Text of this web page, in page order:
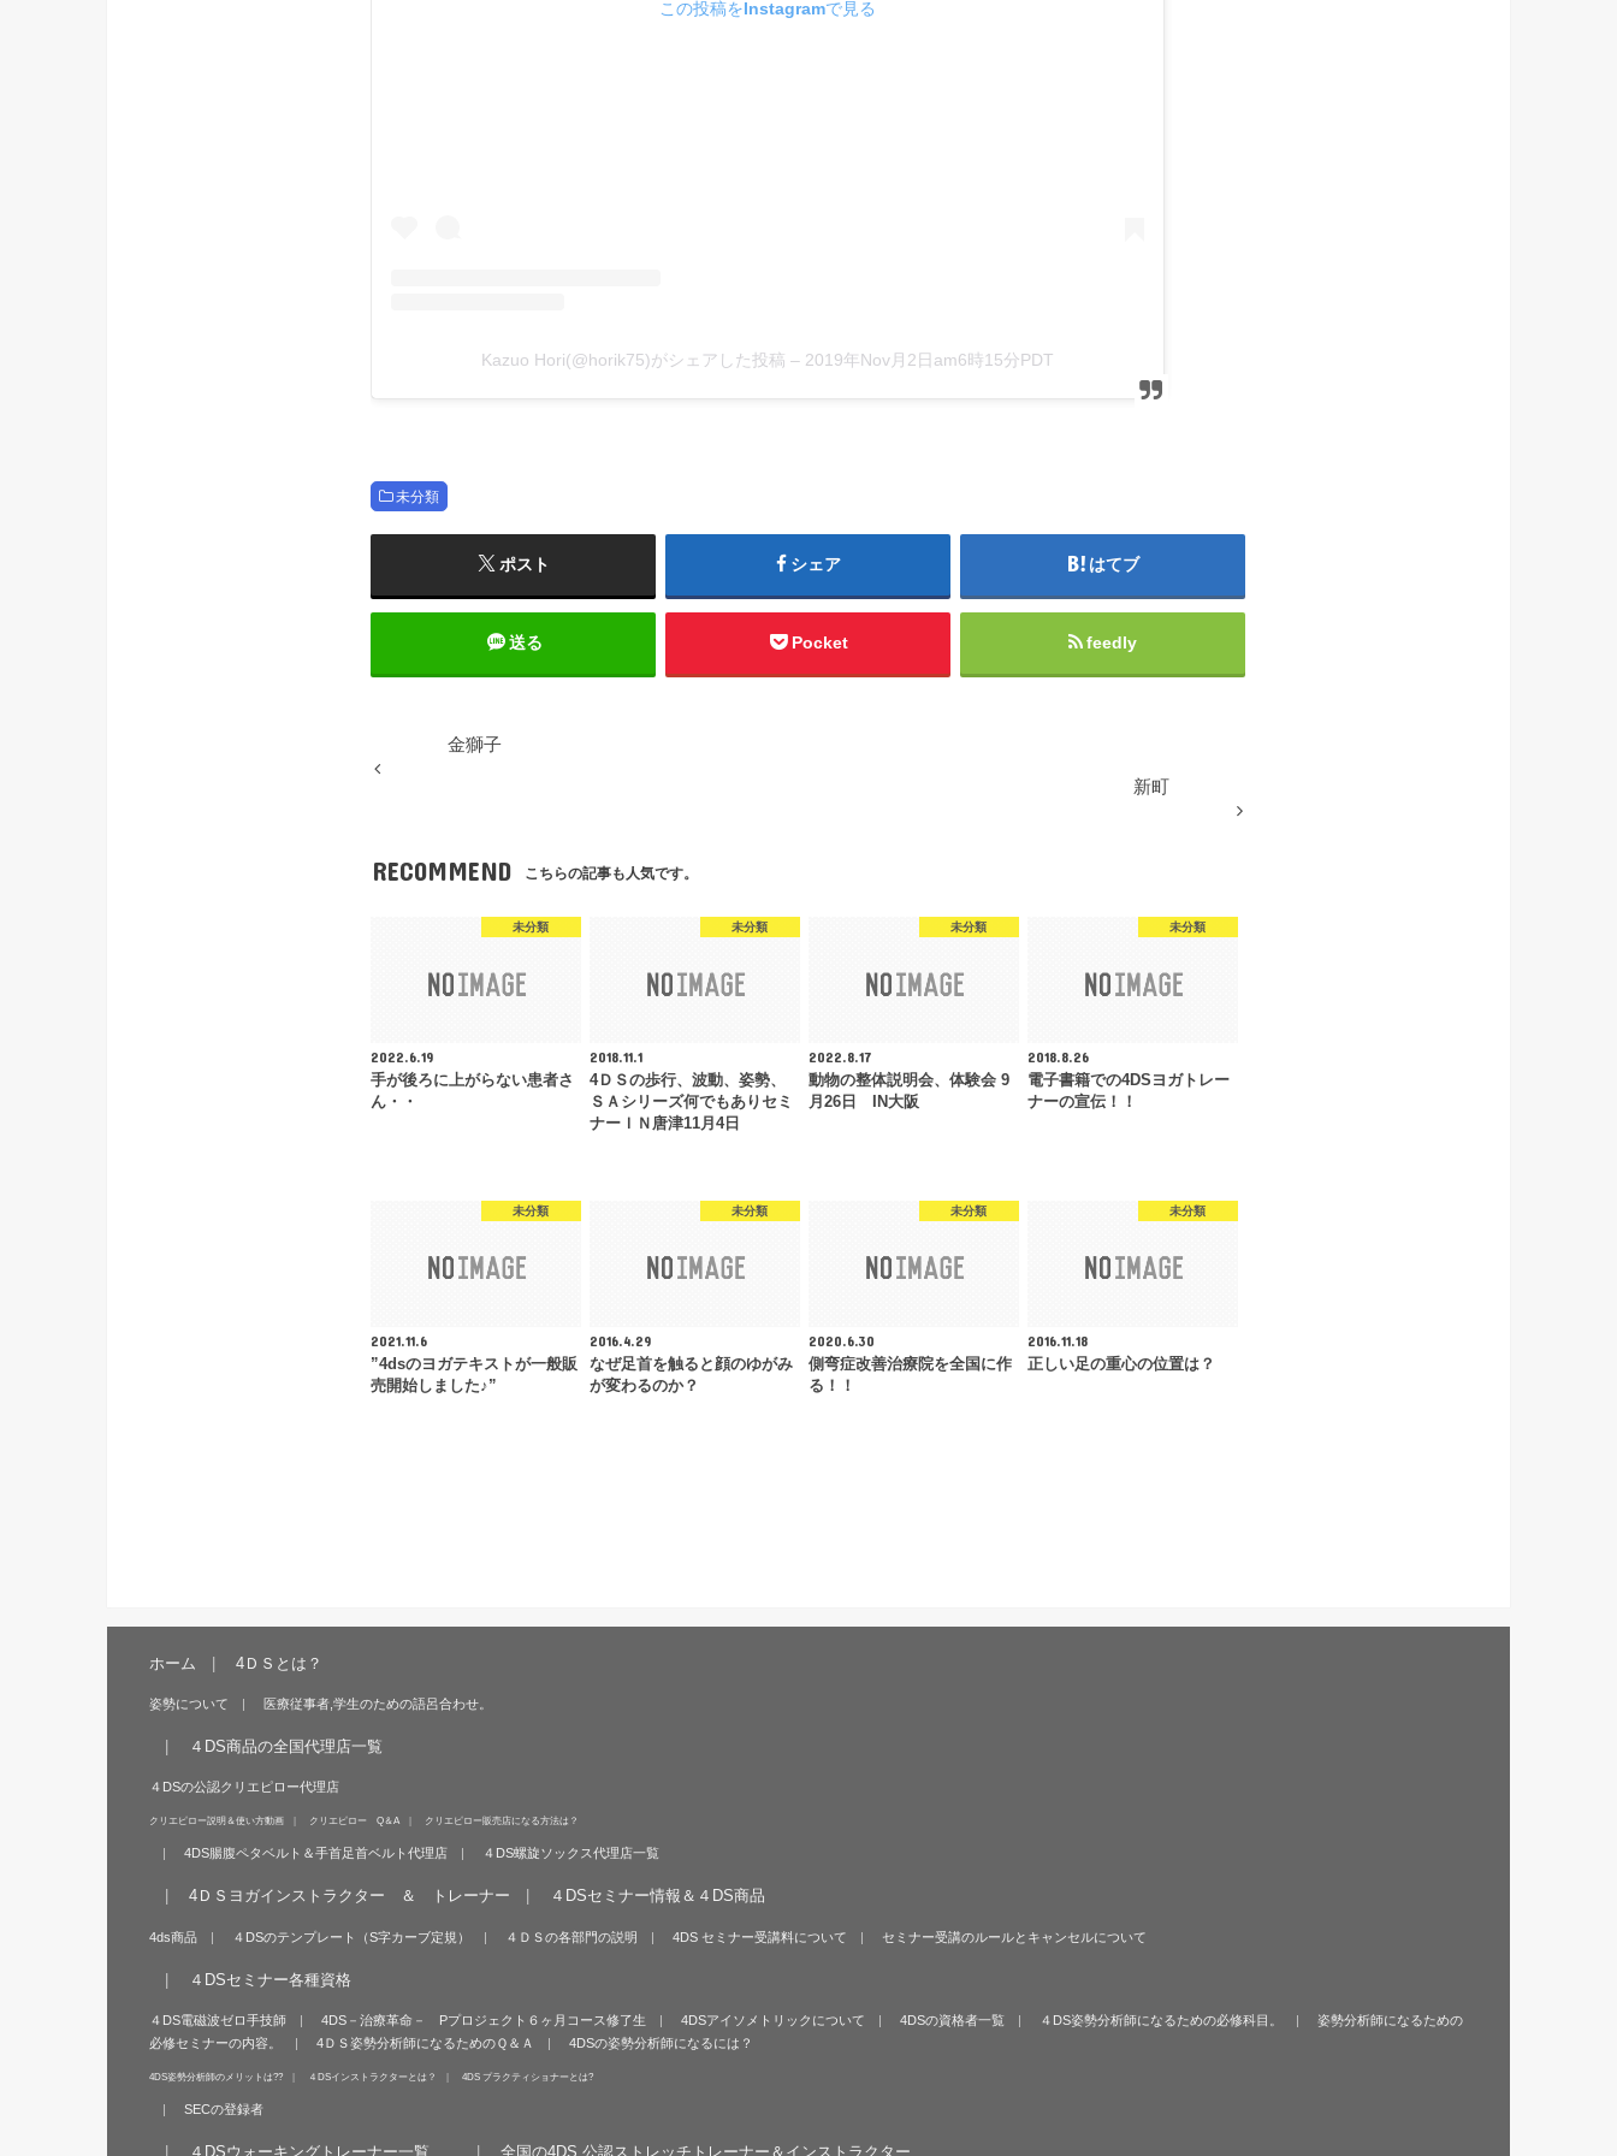
この投稿をInstagramで見る
Kazuo Hori(@horik75)がシェアした投稿 – 2019年Nov月2日am6時15分PDT
未分類
ポスト シェア はてブ
送る Pocket feedly
金獅子
新町
RECOMMEND こちらの記事も人気です。
未分類
2022.6.19
手が後ろに上がらない患者さ
ん・・
未分類
2018.11.1
4ＤＳの歩行、波動、姿勢、
ＳＡシリーズ何でもありセミ
ナーＩＮ唐津11月4日
未分類
2022.8.17
動物の整体説明会、体験会 9
月26日 IN大阪
未分類
2018.8.26
電子書籍での4DSヨガトレー
ナーの宣伝！！
未分類
2021.11.6
”4dsのヨガテキストが一般販
売開始しました♪”
未分類
2016.4.29
なぜ足首を触ると顔のゆがみ
が変わるのか？
未分類
2020.6.30
側弯症改善治療院を全国に作
る！！
未分類
2016.11.18
正しい足の重心の位置は？
ホーム 4ＤＳとは？
姿勢について 医療従事者,学生のための語呂合わせ。
４DS商品の全国代理店一覧
４DSの公認クリエピロー代理店
クリエピロー説明＆使い方動画 クリエピロー Q＆A クリエピロー販売店になる方法は？
4DS腸腹ペタベルト＆手首足首ベルト代理店 ４DS螺旋ソックス代理店一覧
4ＤＳヨガインストラクター ＆ トレーナー ４DSセミナー情報＆４DS商品
4ds商品 ４DSのテンプレート（S字カーブ定規） ４ＤＳの各部門の説明 4DS セミナー受講料について セミナー受講のルールとキャンセルについて
４DSセミナー各種資格
４DS電磁波ゼロ手技師 4DS－治療革命－ Pプロジェクト６ヶ月コース修了生 4DSアイソメトリックについて 4DSの資格者一覧 ４DS姿勢分析師になるための必修科目。
姿勢分析師になるための
必修セミナーの内容。
4ＤＳ姿勢分析師になるためのＱ＆Ａ 4DSの姿勢分析師になるには？
4DS姿勢分析師のメリットは?? ４DSインストラクターとは？ 4DS プラクティショナーとは?
SECの登録者
４DSウォーキングトレーナー一覧 全国の4DS 公認ストレッチトレーナー＆インストラクター